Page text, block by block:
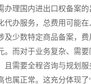
办理国内进出口权备案
代办服务，总费用可能
及少数特定商品备案，
。而对于业务复杂、需
且需要全程咨询与规划服
也属正常。这充分体现